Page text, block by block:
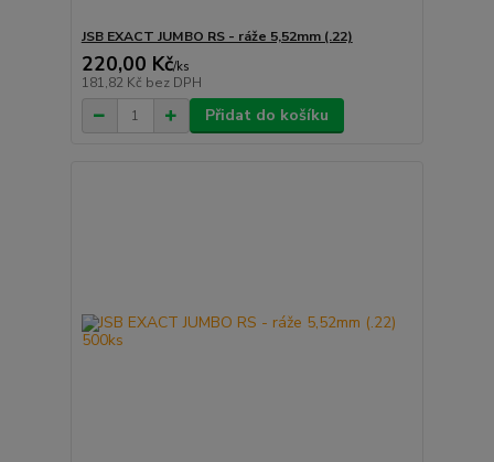
JSB EXACT JUMBO RS - ráže 5,52mm (.22)
220,00 Kč/ks
181,82 Kč bez DPH
Přidat do košíku